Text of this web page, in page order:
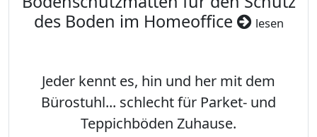
des Boden im Homeoffice
lesen
Jeder kennt es, hin und her mit dem
Bürostuhl... schlecht für Parket- und
Teppichböden Zuhause.